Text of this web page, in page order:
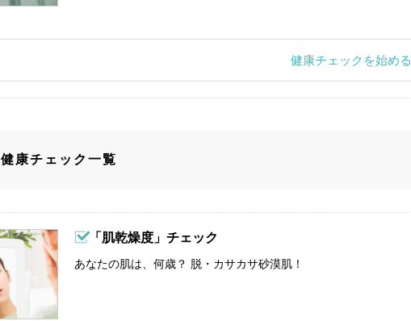
健康チェックを始める
健康チェック一覧
「肌乾燥度」チェック
あなたの肌は、何歳？ 脱・カサカサ砂漠肌！